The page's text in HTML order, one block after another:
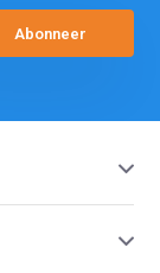
Abonneer